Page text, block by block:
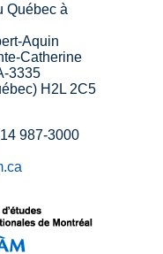
Québec à
Aquin
Catherine
3335
H2L 2C5
987-3000